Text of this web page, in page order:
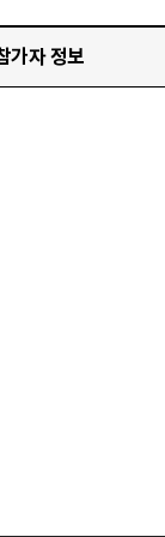
가자 정보